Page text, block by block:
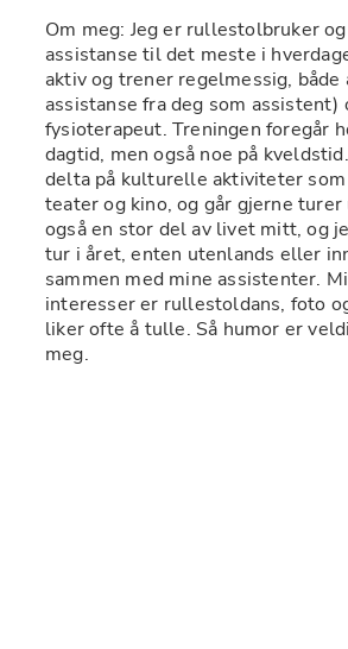
Om meg: Jeg er rullestolbruker
assistanse til det meste i
aktiv og trener regelmessig, både
assistanse fra deg som assistent)
fysioterapeut. Treningen foregår
dagtid, men også noe på
delta på kulturelle aktiviteter
teater og kino, og går gjerne
også en stor del av livet mitt, og
tur i året, enten utenlands eller
sammen med mine assistenter.
interesser er rullestoldans, foto
liker ofte å tulle. Så humor er
meg.